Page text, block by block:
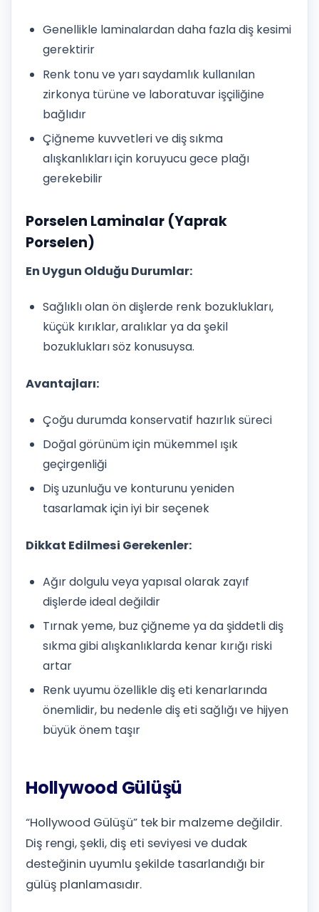
Genellikle laminalardan daha fazla diş kesimi
gerektirir
Renk tonu ve yarı saydamlık kullanılan
zirkonya türüne ve laboratuvar işçiliğine
bağlıdır
Çiğneme kuvvetleri ve diş sıkma
alışkanlıkları için koruyucu gece plağı
gerekebilir
Porselen Laminalar (Yaprak
Porselen)
En Uygun Olduğu Durumlar:
Sağlıklı olan ön dişlerde renk bozuklukları,
küçük kırıklar, aralıklar ya da şekil
bozuklukları söz konusuysa.
Avantajları:
Çoğu durumda konservatif hazırlık süreci
Doğal görünüm için mükemmel ışık
geçirgenliği
Diş uzunluğu ve konturunu yeniden
tasarlamak için iyi bir seçenek
Dikkat Edilmesi Gerekenler:
Ağır dolgulu veya yapısal olarak zayıf
dişlerde ideal değildir
Tırnak yeme, buz çiğneme ya da şiddetli diş
sıkma gibi alışkanlıklarda kenar kırığı riski
artar
Renk uyumu özellikle diş eti kenarlarında
önemlidir, bu nedenle diş eti sağlığı ve hijyen
büyük önem taşır
Hollywood Gülüşü
“Hollywood Gülüşü” tek bir malzeme değildir.
Diş rengi, şekli, diş eti seviyesi ve dudak
desteğinin uyumlu şekilde tasarlandığı bir
gülüş planlamasıdır.